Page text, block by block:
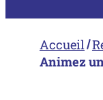
Accueil
Animez